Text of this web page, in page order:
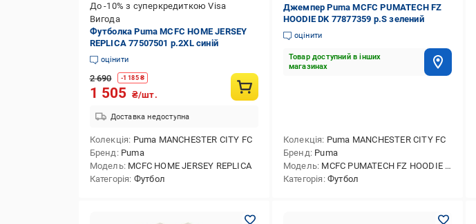
До -10% з суперкредиткою Visa
Вигода
Футболка Puma MCFC HOME JERSEY
REPLICA 77507501 р.2XL синій
оцінити
2 690 -1 185₴
1 505 ₴/шт.
Доставка недоступна
Колекція Puma MANCHESTER CITY FC
Бренд Puma
Модель MCFC HOME JERSEY REPLICA
Категорія Футбол
Джемпер Puma MCFC PUMATECH FZ
HOODIE DK 77877359 р.S зелений
оцінити
Товар доступний в інших
магазинах
Колекція Puma MANCHESTER CITY FC
Бренд Puma
Модель MCFC PUMATECH FZ HOODIE DK
Категорія Футбол